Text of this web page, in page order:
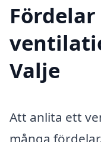
Valje
Att anlita ett
många